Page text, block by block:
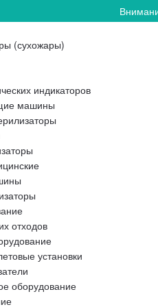
(сухожары)
индикаторов
машины
отходов
установки
оборудование